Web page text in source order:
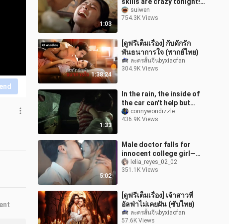
1:03
skills are crazy tonight!!
She is totally acting!!
Such an infectious and
suiwen
754.3K Views
1:38:24
[ดูฟรีเต็มเรื่อง] กับดักรัก
พันธนาการใจ (พากย์ไทย)
ละครสั้นจีนbyxiaofan
304.9K Views
1:33
In the rain, the inside of
the car can't help but
drive to tear the desert
connywondizzle
436.9K Views
5:02
Male doctor falls for
innocent college girl—
this short drama really
pushes the boundaries!
lelia_reyes_02_02
351.1K Views
[ดูฟรีเต็มเรื่อง] เจ้าสาวที่
อัลฟ่าไม่เคยฝัน (ซับไทย)
ละครสั้นจีนbyxiaofan
57.6K Views